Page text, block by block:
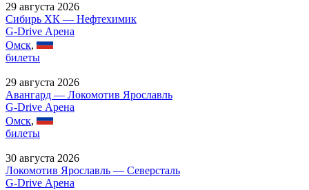
29 августа 2026
Сибирь ХК — Нефтехимик
G-Drive Арена
Омск,
билеты
29 августа 2026
Авангард — Локомотив Ярославль
G-Drive Арена
Омск,
билеты
30 августа 2026
Локомотив Ярославль — Северсталь
G-Drive Арена